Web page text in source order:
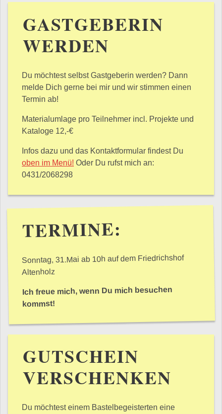
GASTGEBERIN
WERDEN
Du möchtest selbst Gastgeberin werden? Dann
melde Dich gerne bei mir und wir stimmen einen
Termin ab!
Materialumlage pro Teilnehmer incl. Projekte und
Kataloge 12,-€
Infos dazu und das Kontaktformular findest Du
oben im Menü! Oder Du rufst mich an:
0431/2068298
TERMINE:
Sonntag, 31.Mai ab 10h auf dem Friedrichshof
Altenholz
Ich freue mich, wenn Du mich besuchen
kommst!
GUTSCHEIN
VERSCHENKEN
Du möchtest einem Bastelbegeisterten eine